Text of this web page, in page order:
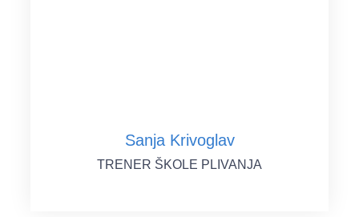
Sanja Krivoglav
TRENER ŠKOLE PLIVANJA